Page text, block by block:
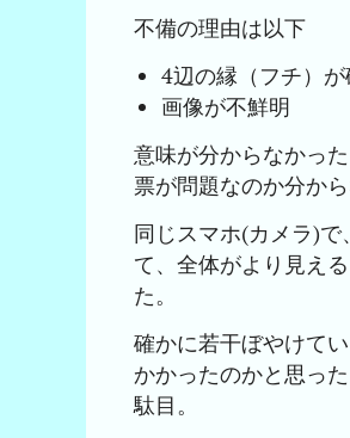
不備の理由は以下
4辺の縁（フチ）
画像が不鮮明
意味が分からなかっ
票が問題なのか分から
同じスマホ(カメラ)
て、全体がより見え
た。
確かに若干ぼやけて
かかったのかと思っ
駄目。